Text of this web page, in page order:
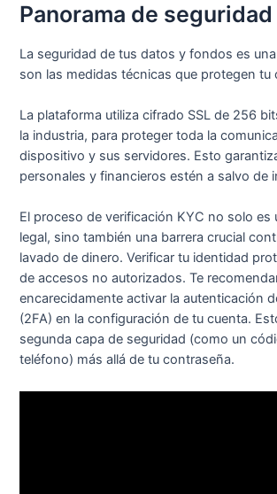
Panorama de seguridad
La seguridad de tus datos y fondos es
son las medidas técnicas que protegen tu
La plataforma utiliza cifrado SSL de 256
la industria, para proteger toda la
dispositivo y sus servidores. Esto
personales y financieros estén a salvo de
El proceso de verificación KYC no solo es
legal, sino también una barrera crucial
lavado de dinero. Verificar tu identidad
de accesos no autorizados. Te
encarecidamente activar la autenticación
(2FA) en la configuración de tu cuenta.
segunda capa de seguridad (como un
teléfono) más allá de tu contraseña.